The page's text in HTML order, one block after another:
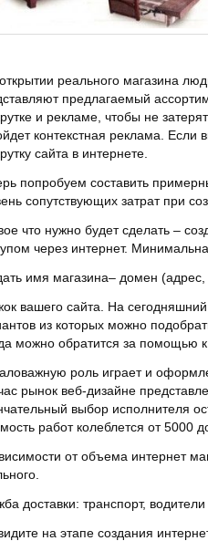
реального магазина
предлагаемый
и рекламе, чтобы не
контекстная реклама. Если
сайта в интернете.
попробуем составить
сопутствующих затрат при
что нужно будет сделать –
через интернет.
имя магазина– домен (адрес,
вашего сайта. На
из которых можно
можно обратится за помощью
роль играет и
рынок веб-дизайне
выбор исполнителя
работ колеблется от 5000
от объема интернет
доставки: транспорт, водители
на этапе создания